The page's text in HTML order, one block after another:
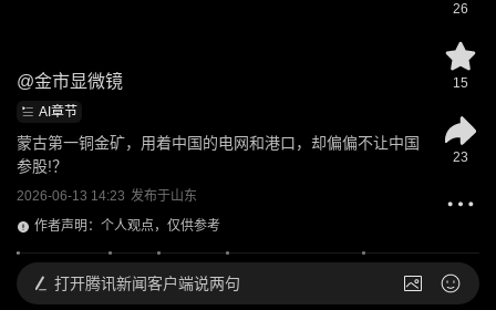
@金市显微镜
AI章节
蒙古第一铜金矿，用着中国的电网和港口，却偏偏不让中国
参股!？
2026-06-13 14:23 发布于山东
作者声明：个人观点，仅供参考
26
15
23
打开腾讯新闻客户端说两句